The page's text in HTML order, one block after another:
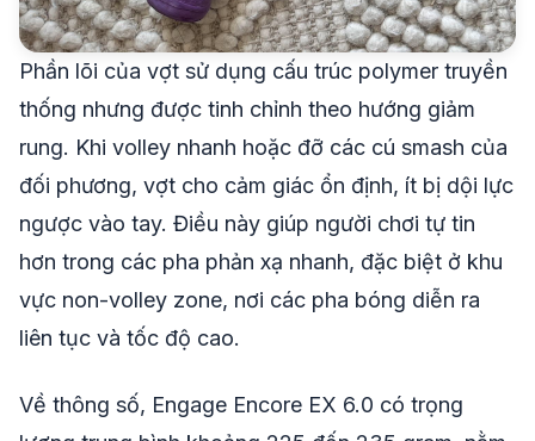
Phần lõi của vợt sử dụng cấu trúc polymer truyền
thống nhưng được tinh chỉnh theo hướng giảm
rung. Khi volley nhanh hoặc đỡ các cú smash của
đối phương, vợt cho cảm giác ổn định, ít bị dội lực
ngược vào tay. Điều này giúp người chơi tự tin
hơn trong các pha phản xạ nhanh, đặc biệt ở khu
vực non-volley zone, nơi các pha bóng diễn ra
liên tục và tốc độ cao.
Về thông số, Engage Encore EX 6.0 có trọng